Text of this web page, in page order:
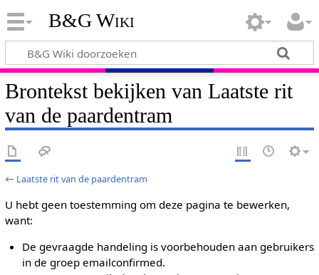
B&G Wiki
Brontekst bekijken van Laatste rit
van de paardentram
← Laatste rit van de paardentram
U hebt geen toestemming om deze pagina te bewerken,
want:
De gevraagde handeling is voorbehouden aan gebruikers
in de groep emailconfirmed.